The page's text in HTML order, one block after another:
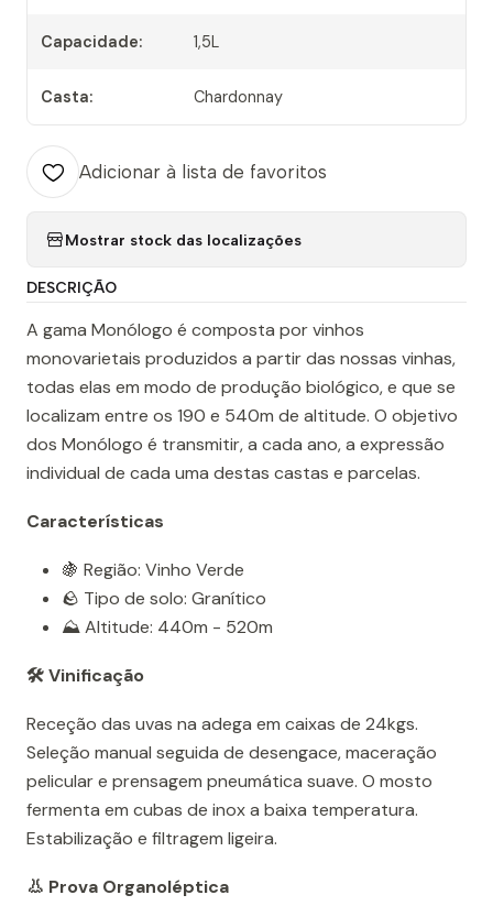
Capacidade: 1,5L
Casta: Chardonnay
Adicionar à lista de favoritos
Mostrar stock das localizações
DESCRIÇÃO
A gama Monólogo é composta por vinhos
monovarietais produzidos a partir das nossas vinhas,
todas elas em modo de produção biológico, e que se
localizam entre os 190 e 540m de altitude. O objetivo
dos Monólogo é transmitir, a cada ano, a expressão
individual de cada uma destas castas e parcelas.
Características
🍇 Região: Vinho Verde
🪨 Tipo de solo: Granítico
⛰️ Altitude: 440m - 520m
🛠️ Vinificação
Receção das uvas na adega em caixas de 24kgs.
Seleção manual seguida de desengace, maceração
pelicular e prensagem pneumática suave. O mosto
fermenta em cubas de inox a baixa temperatura.
Estabilização e filtragem ligeira.
👃 Prova Organoléptica